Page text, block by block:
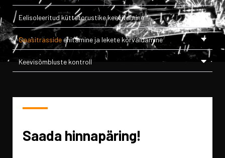
Eelisoleeritud küttetorustike keevitamine
Gaasitrasside ehitamine ja lekete kõrvaldamine
Keevisõmbluste kontroll
Saada hinnapäring!